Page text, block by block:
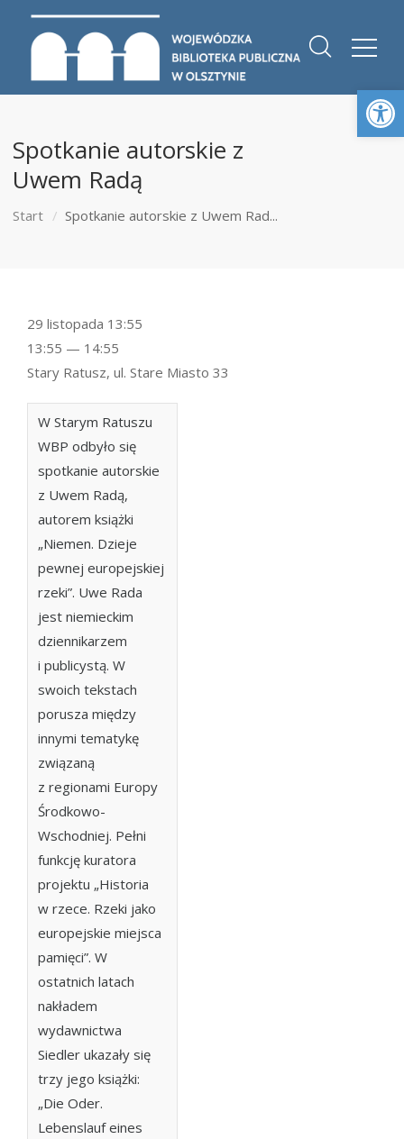
Spotkanie autorskie z
Uwem Radą
Start Spotkanie autorskie z Uwem Rad...
W Starym Ratuszu
WBP odbyło się
spotkanie autorskie
z Uwem Radą,
autorem książki
„Niemen. Dzieje
pewnej europejskiej
rzeki”. Uwe Rada
jest niemieckim
dziennikarzem
i publicystą. W
swoich tekstach
porusza między
innymi tematykę
związaną
z regionami Europy
Środkowo-
Wschodniej. Pełni
funkcję kuratora
projektu „Historia
w rzece. Rzeki jako
europejskie miejsca
pamięci”. W
ostatnich latach
nakładem
wydawnictwa
Siedler ukazały się
trzy jego książki:
„Die Oder.
Lebenslauf eines
29 listopada 13:55
13:55 — 14:55
Stary Ratusz, ul. Stare Miasto 33